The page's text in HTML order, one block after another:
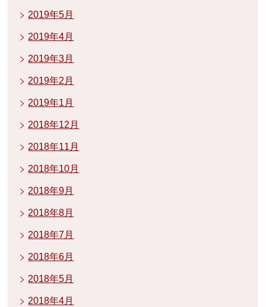
2019年5月
2019年4月
2019年3月
2019年2月
2019年1月
2018年12月
2018年11月
2018年10月
2018年9月
2018年8月
2018年7月
2018年6月
2018年5月
2018年4月